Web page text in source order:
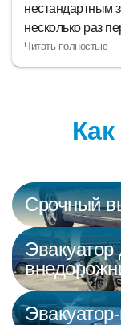
обращаюсь и всем
приезжают и
Если с машиной
эвакуаторный
Срочный